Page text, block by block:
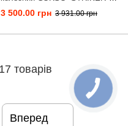
EX-16019 (1) ручне гальмо,
дзвіночок, дод. колеса,
3 500.00 грн 3 931.00 грн
товарів
Вперед